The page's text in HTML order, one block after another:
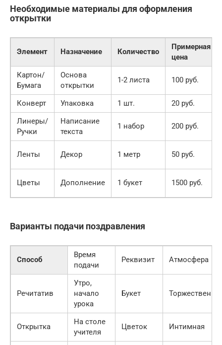
Необходимые материалы для оформления
открытки
Элемент Назначение Количество
Примерная
цена
Картон/
Бумага
Основа
открытки
1-2 листа 100 руб.
Конверт Упаковка 1 шт.
20 руб.
Линеры/
Ручки
Написание
текста
1 набор 200 руб.
Ленты Декор 1 метр 50 руб.
Цветы Дополнение 1 букет 1500 руб.
Варианты подачи поздравления
Способ
Время
подачи
Реквизит Атмосфера
Речитатив
Утро,
начало
урока
Букет
Открытка
На столе
учителя
Цветок Интимная